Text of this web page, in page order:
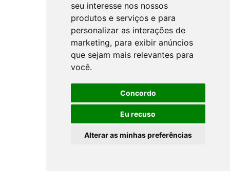
seu interesse nos nossos
produtos e serviços e para
personalizar as interações de
marketing, para exibir anúncios
que sejam mais relevantes para
você.
Concordo
Eu recuso
Alterar as minhas preferências